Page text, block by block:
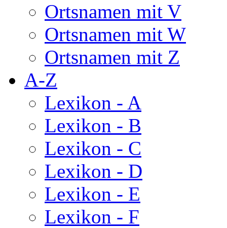
Ortsnamen mit V
Ortsnamen mit W
Ortsnamen mit Z
A-Z
Lexikon - A
Lexikon - B
Lexikon - C
Lexikon - D
Lexikon - E
Lexikon - F